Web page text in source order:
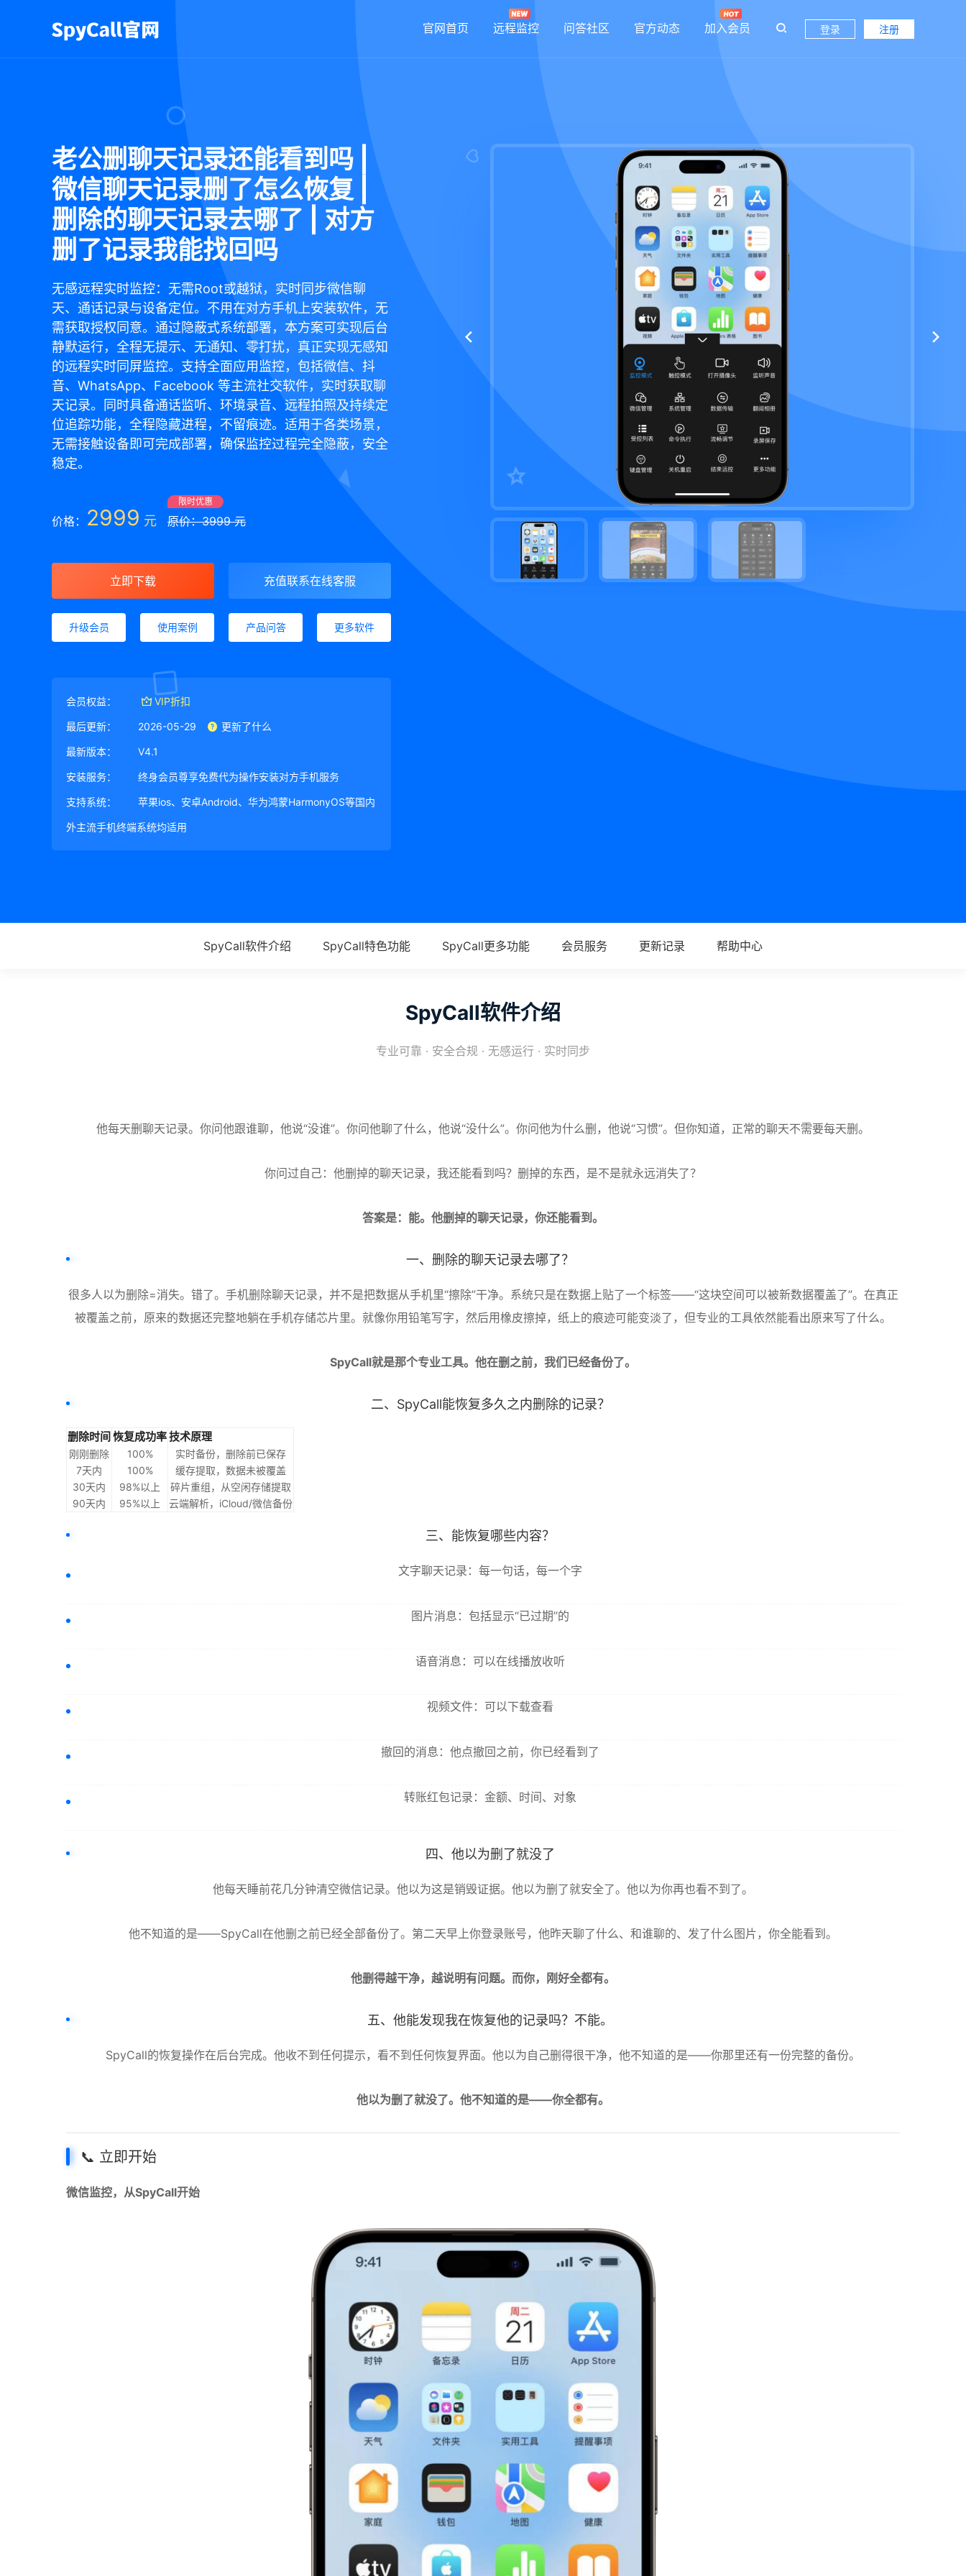
官网首页 远程监控 问答社区 官方动态 加入会员 登录 注册
老公删聊天记录还能看到吗 |
微信聊天记录删了怎么恢复 |
删除的聊天记录去哪了 | 对方
删了记录我能找回吗
无感远程实时监控：无需Root或越狱，实时同步微信聊
天、通话记录与设备定位。不用在对方手机上安装软件，无
需获取授权同意。通过隐蔽式系统部署，本方案可实现后台
静默运行，全程无提示、无通知、零打扰，真正实现无感知
的远程实时同屏监控。支持全面应用监控，包括微信、抖
音、WhatsApp、Facebook 等主流社交软件，实时获取聊
天记录。同时具备通话监听、环境录音、远程拍照及持续定
位追踪功能，全程隐藏进程，不留痕迹。适用于各类场景，
无需接触设备即可完成部署，确保监控过程完全隐蔽，安全
稳定。
价格： 2999 元
限时优惠
原价：3999 元
立即下载 充值联系在线客服
升级会员 使用案例 产品问答 更多软件
会员权益： VIP折扣
最后更新： 2026-05-29 更新了什么
最新版本： V4.1
安装服务： 终身会员尊享免费代为操作安装对方手机服务
支持系统： 苹果ios、安卓Android、华为鸿蒙HarmonyOS等国内
外主流手机终端系统均适用
SpyCall软件介绍 SpyCall特色功能 SpyCall更多功能 会员服务 更新记录 帮助中心
SpyCall软件介绍
专业可靠 · 安全合规 · 无感运行 · 实时同步
他每天删聊天记录。你问他跟谁聊，他说“没谁”。你问他聊了什么，他说“没什么”。你问他为什么删，他说“习惯”。但你知道，正常的聊天不需要每天删。
你问过自己：他删掉的聊天记录，我还能看到吗？删掉的东西，是不是就永远消失了？
答案是：能。他删掉的聊天记录，你还能看到。
一、删除的聊天记录去哪了？
很多人以为删除=消失。错了。手机删除聊天记录，并不是把数据从手机里“擦除”干净。系统只是在数据上贴了一个标签——“这块空间可以被新数据覆盖了”。在真正
被覆盖之前，原来的数据还完整地躺在手机存储芯片里。就像你用铅笔写字，然后用橡皮擦掉，纸上的痕迹可能变淡了，但专业的工具依然能看出原来写了什么。
SpyCall就是那个专业工具。他在删之前，我们已经备份了。
二、SpyCall能恢复多久之内删除的记录？
删除时间恢复成功率技术原理
刚刚删除 100%
实时备份，删除前已保存
7天内
100%
缓存提取，数据未被覆盖
30天内
98%以上
碎片重组，从空闲存储提取
90天内
95%以上 云端解析，iCloud/微信备份
三、能恢复哪些内容？
文字聊天记录：每一句话，每一个字
图片消息：包括显示“已过期”的
语音消息：可以在线播放收听
视频文件：可以下载查看
撤回的消息：他点撤回之前，你已经看到了
转账红包记录：金额、时间、对象
四、他以为删了就没了
他每天睡前花几分钟清空微信记录。他以为这是销毁证据。他以为删了就安全了。他以为你再也看不到了。
他不知道的是——SpyCall在他删之前已经全部备份了。第二天早上你登录账号，他昨天聊了什么、和谁聊的、发了什么图片，你全能看到。
他删得越干净，越说明有问题。而你，刚好全都有。
五、他能发现我在恢复他的记录吗？不能。
SpyCall的恢复操作在后台完成。他收不到任何提示，看不到任何恢复界面。他以为自己删得很干净，他不知道的是——你那里还有一份完整的备份。
他以为删了就没了。他不知道的是——你全都有。
📞 立即开始
微信监控，从SpyCall开始